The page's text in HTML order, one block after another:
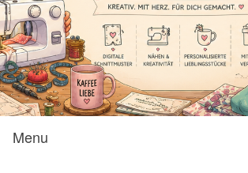
Mamili1910
Menu